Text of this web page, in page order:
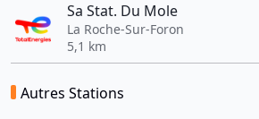
Sa Stat. Du Mole
La Roche-Sur-Foron
5,1 km
Autres Stations